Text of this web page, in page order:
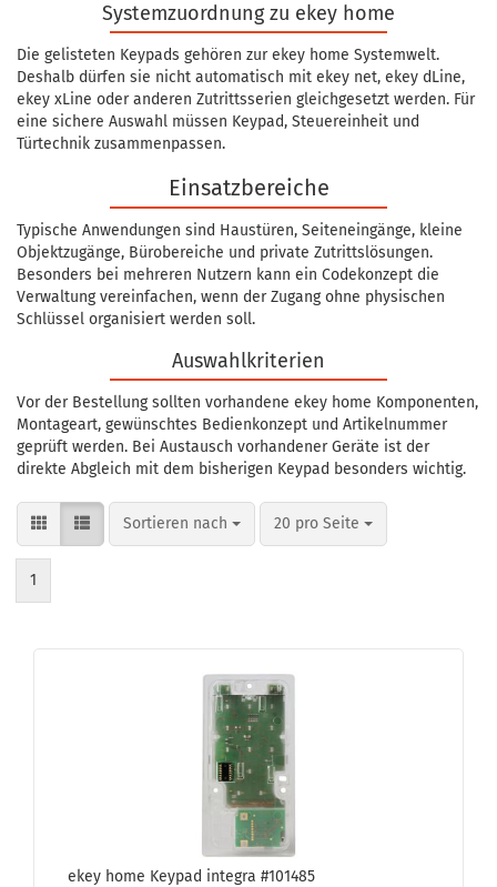
Systemzuordnung zu ekey home
Die gelisteten Keypads gehören zur ekey home Systemwelt.
Deshalb dürfen sie nicht automatisch mit ekey net, ekey dLine,
ekey xLine oder anderen Zutrittsserien gleichgesetzt werden. Für
eine sichere Auswahl müssen Keypad, Steuereinheit und
Türtechnik zusammenpassen.
Einsatzbereiche
Typische Anwendungen sind Haustüren, Seiteneingänge, kleine
Objektzugänge, Bürobereiche und private Zutrittslösungen.
Besonders bei mehreren Nutzern kann ein Codekonzept die
Verwaltung vereinfachen, wenn der Zugang ohne physischen
Schlüssel organisiert werden soll.
Auswahlkriterien
Vor der Bestellung sollten vorhandene ekey home Komponenten,
Montageart, gewünschtes Bedienkonzept und Artikelnummer
geprüft werden. Bei Austausch vorhandener Geräte ist der
direkte Abgleich mit dem bisherigen Keypad besonders wichtig.
Sortieren nach
Sortieren nach 20 pro Seite
pro Seite
1
ekey home Key­pad in­te­gra #101485